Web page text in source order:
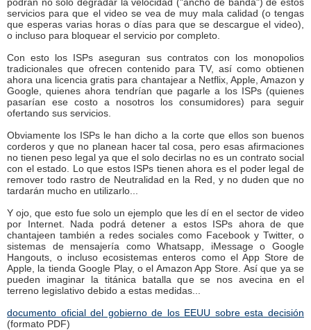
servicios para que el video se vea de muy mala calidad (o tengas
que esperas varias horas o días para que se descargue el video),
o incluso para bloquear el servicio por completo.
Con esto los ISPs aseguran sus contratos con los monopolios
tradicionales que ofrecen contenido para TV, así como obtienen
ahora una licencia gratis para chantajear a Netflix, Apple, Amazon y
Google, quienes ahora tendrían que pagarle a los ISPs (quienes
pasarían ese costo a nosotros los consumidores) para seguir
ofertando sus servicios.
Obviamente los ISPs le han dicho a la corte que ellos son buenos
corderos y que no planean hacer tal cosa, pero esas afirmaciones
no tienen peso legal ya que el solo decirlas no es un contrato social
con el estado. Lo que estos ISPs tienen ahora es el poder legal de
remover todo rastro de Neutralidad en la Red, y no duden que no
tardarán mucho en utilizarlo...
Y ojo, que esto fue solo un ejemplo que les dí en el sector de video
por Internet. Nada podrá detener a estos ISPs ahora de que
chantajeen también a redes sociales como Facebook y Twitter, o
sistemas de mensajería como Whatsapp, iMessage o Google
Hangouts, o incluso ecosistemas enteros como el App Store de
Apple, la tienda Google Play, o el Amazon App Store. Así que ya se
pueden imaginar la titánica batalla que se nos avecina en el
terreno legislativo debido a estas medidas...
documento oficial del gobierno de los EEUU sobre esta decisión
(formato PDF)